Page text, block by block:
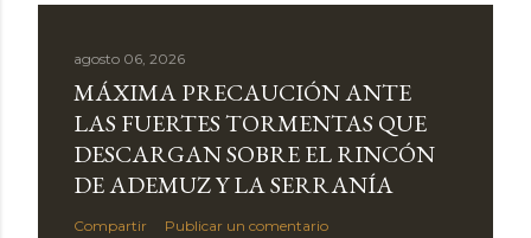
agosto 06, 2026
MÁXIMA PRECAUCIÓN ANTE
LAS FUERTES TORMENTAS QUE
DESCARGAN SOBRE EL RINCÓN
DE ADEMUZ Y LA SERRANÍA
Compartir Publicar un comentario